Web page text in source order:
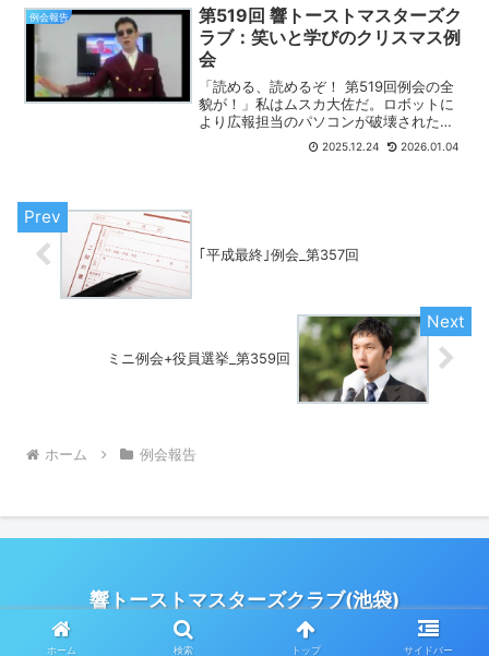
はオンライン（Zoom）でもご参加いただ
けます。例...
例会報告
第519回 響トーストマスターズク
ラブ：笑いと学びのクリスマス例
会
「読める、読めるぞ！ 第519回例会の全
貌が！」私はムスカ大佐だ。ロボットに
より広報担当のパソコンが破壊された。
緊急事態につき私が臨時に記事を書く。
2025年12月23日、「クリスマス例会」
2025.12.24 2026.01.04
｢平成最終｣例会_第357回
ミニ例会+役員選挙_第359回
ホーム 例会報告
響トーストマスターズクラブ(池袋)
© 2017 響トーストマスターズクラブ(池袋).
ホーム 検索 トップ サイドバー